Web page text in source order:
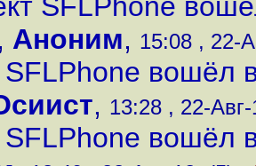
, Аноним, 15:08 , 22-
вошёл
, 13:28 , 22-
вошёл